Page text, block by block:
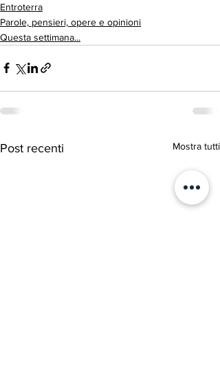
Entroterra
Parole, pensieri, opere e opinioni
Questa settimana...
Post recenti Mostra tutti